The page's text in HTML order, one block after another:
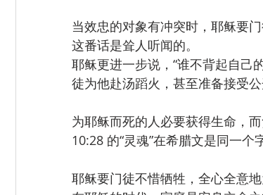
当效忠的对象有冲突时，耶稣要
这番话是耸人听闻的。
耶稣更进一步说，“谁不背起自己
徒为他赴汤蹈火，甚至准备接受公
为耶稣而死的人必要获得生命，
10:28 的“灵魂”在希腊文是同一个
耶稣要门徒不惜牺牲，全心全意